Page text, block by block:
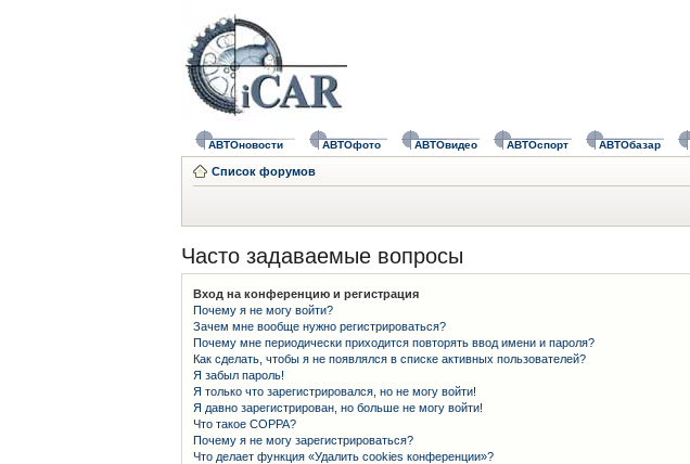
АВТОновости АВТОфото АВТОвидео АВТОспорт АВТОбазар
Список форумов
Часто задаваемые вопросы
Вход на конференцию и регистрация
Почему я не могу войти?
Зачем мне вообще нужно регистрироваться?
Почему мне периодически приходится повторять ввод имени и пароля?
Как сделать, чтобы я не появлялся в списке активных пользователей?
Я забыл пароль!
Я только что зарегистрировался, но не могу войти!
Я давно зарегистрирован, но больше не могу войти!
Что такое COPPA?
Почему я не могу зарегистрироваться?
Что делает функция «Удалить cookies конференции»?